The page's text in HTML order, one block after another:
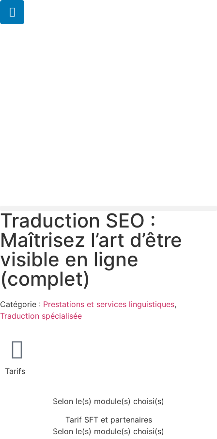
Traduction SEO :
Maîtrisez l’art d’être
visible en ligne
(complet)
Catégorie : Prestations et services linguistiques,
Traduction spécialisée
Tarifs
Selon le(s) module(s) choisi(s)
Tarif SFT et partenaires
Selon le(s) module(s) choisi(s)